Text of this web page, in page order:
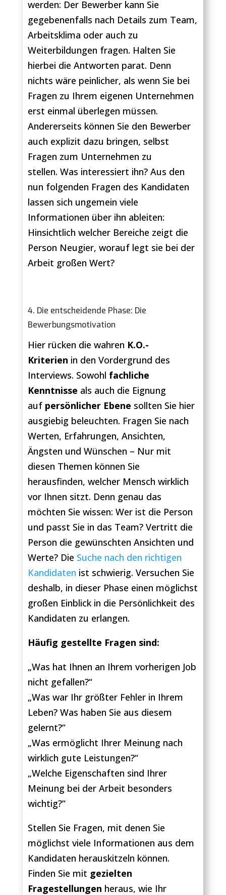
werden: Der Bewerber kann Sie
gegebenenfalls nach Details zum Team,
Arbeitsklima oder auch zu
Weiterbildungen fragen. Halten Sie
hierbei die Antworten parat. Denn
nichts wäre peinlicher, als wenn Sie bei
Fragen zu Ihrem eigenen Unternehmen
erst einmal überlegen müssen.
Andererseits können Sie den Bewerber
auch explizit dazu bringen, selbst
Fragen zum Unternehmen zu
stellen. Was interessiert ihn? Aus den
nun folgenden Fragen des Kandidaten
lassen sich ungemein viele
Informationen über ihn ableiten:
Hinsichtlich welcher Bereiche zeigt die
Person Neugier, worauf legt sie bei der
Arbeit großen Wert?
4. Die entscheidende Phase: Die
Bewerbungsmotivation
Hier rücken die wahren K.O.-
Kriterien in den Vordergrund des
Interviews. Sowohl fachliche
Kenntnisse als auch die Eignung
auf persönlicher Ebene sollten Sie hier
ausgiebig beleuchten. Fragen Sie nach
Werten, Erfahrungen, Ansichten,
Ängsten und Wünschen – Nur mit
diesen Themen können Sie
herausfinden, welcher Mensch wirklich
vor Ihnen sitzt. Denn genau das
möchten Sie wissen: Wer ist die Person
und passt Sie in das Team? Vertritt die
Person die gewünschten Ansichten und
Werte? Die Suche nach den richtigen
Kandidaten ist schwierig. Versuchen Sie
deshalb, in dieser Phase einen möglichst
großen Einblick in die Persönlichkeit des
Kandidaten zu erlangen.
Häufig gestellte Fragen sind:
„Was hat Ihnen an Ihrem vorherigen Job
nicht gefallen?“
„Was war Ihr größter Fehler in Ihrem
Leben? Was haben Sie aus diesem
gelernt?“
„Was ermöglicht Ihrer Meinung nach
wirklich gute Leistungen?“
„Welche Eigenschaften sind Ihrer
Meinung bei der Arbeit besonders
wichtig?“
Stellen Sie Fragen, mit denen Sie
möglichst viele Informationen aus dem
Kandidaten herauskitzeln können.
Finden Sie mit gezielten
Fragestellungen heraus, wie Ihr